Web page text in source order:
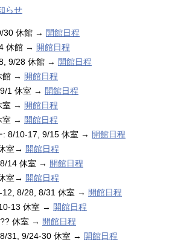
らせ
30 休館 → 開館日程
休館 → 開館日程
9/28 休館 → 開館日程
館 → 開館日程
1 休室 → 開館日程
室 → 開館日程
室 → 開館日程
: 8/10-17, 9/15 休室 → 開館日程
室→ 開館日程
14 休室 → 開館日程
室→ 開館日程
12, 8/28, 8/31 休室 → 開館日程
13 休室 → 開館日程
休室 → 開館日程
31, 9/24-30 休室 → 開館日程